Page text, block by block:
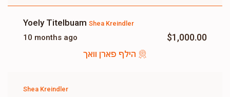
Yoely Titelbuam Shea Kreindler
10 months ago $1,000.00
הילף פארן וואך
Shea Kreindler